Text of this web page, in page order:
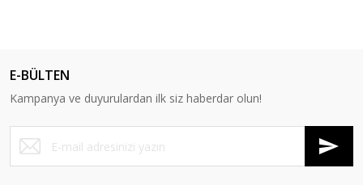
E-BÜLTEN
Kampanya ve duyurulardan ilk siz haberdar olun!